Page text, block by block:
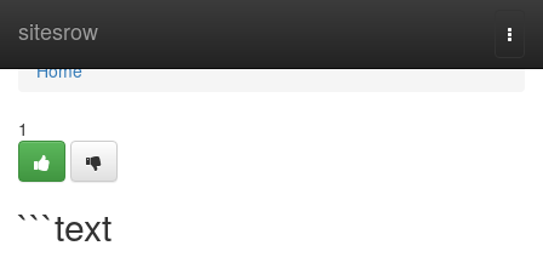
sitesrow
Home
Home
1
```text